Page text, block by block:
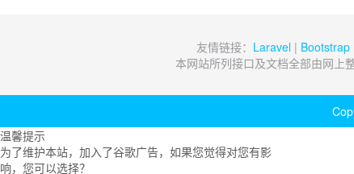
友情链接： Laravel| Bootstrap
本网站所列接口及文档全部由网上
温馨提示
为了维护本站，加入了谷歌广告，如果您觉得对您有影
响，您可以选择？